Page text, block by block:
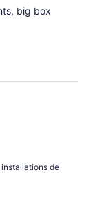
big box
de